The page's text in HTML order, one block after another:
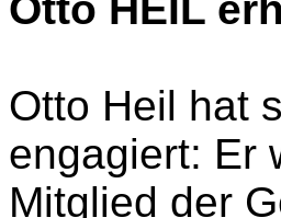
Otto Heil hat
engagiert: Er
Mitglied der